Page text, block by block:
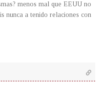
menos mal que EEUU no
nunca a tenido relaciones con